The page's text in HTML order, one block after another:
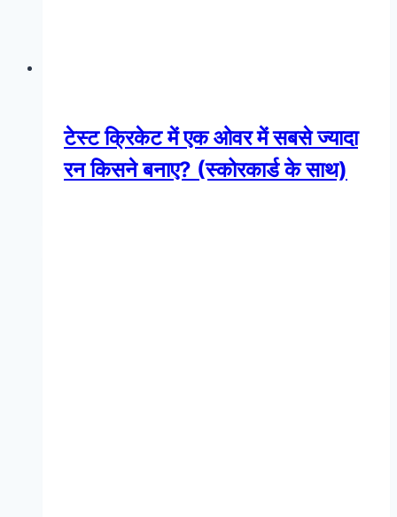
टेस्ट क्रिकेट में एक ओवर में सबसे ज्यादा
रन किसने बनाए? (स्कोरकार्ड के साथ)